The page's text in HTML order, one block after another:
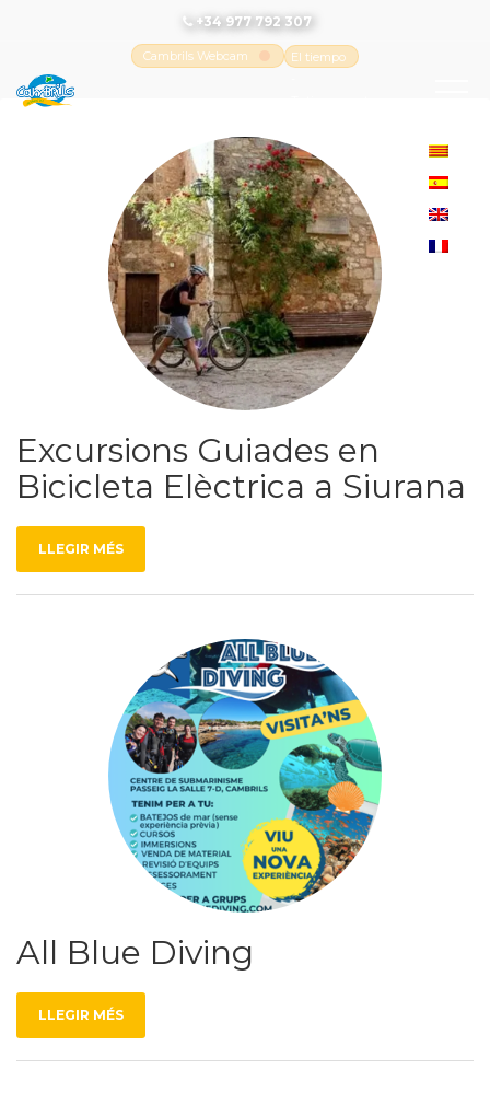
+34 977 792 307
Cambrils Webcam
El tiempo
Excursions Guiades en
Bicicleta Elèctrica a Siurana
LLEGIR MÉS
All Blue Diving
LLEGIR MÉS